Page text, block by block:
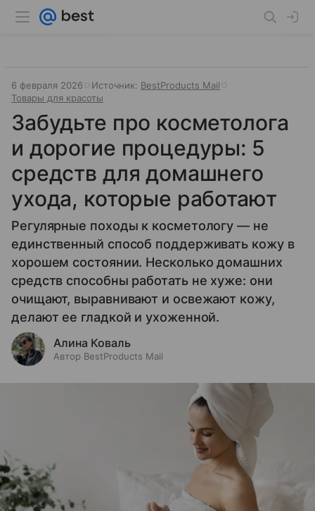
6 февраля 2026 Источник: BestProducts Mail
Товары для красоты
Забудьте про косметолога
и дорогие процедуры: 5
средств для домашнего
ухода, которые работают
Регулярные походы к косметологу — не
единственный способ поддерживать кожу в
хорошем состоянии. Несколько домашних
средств способны работать не хуже: они
очищают, выравнивают и освежают кожу,
делают ее гладкой и ухоженной.
Алина Коваль
Автор BestProducts Mail